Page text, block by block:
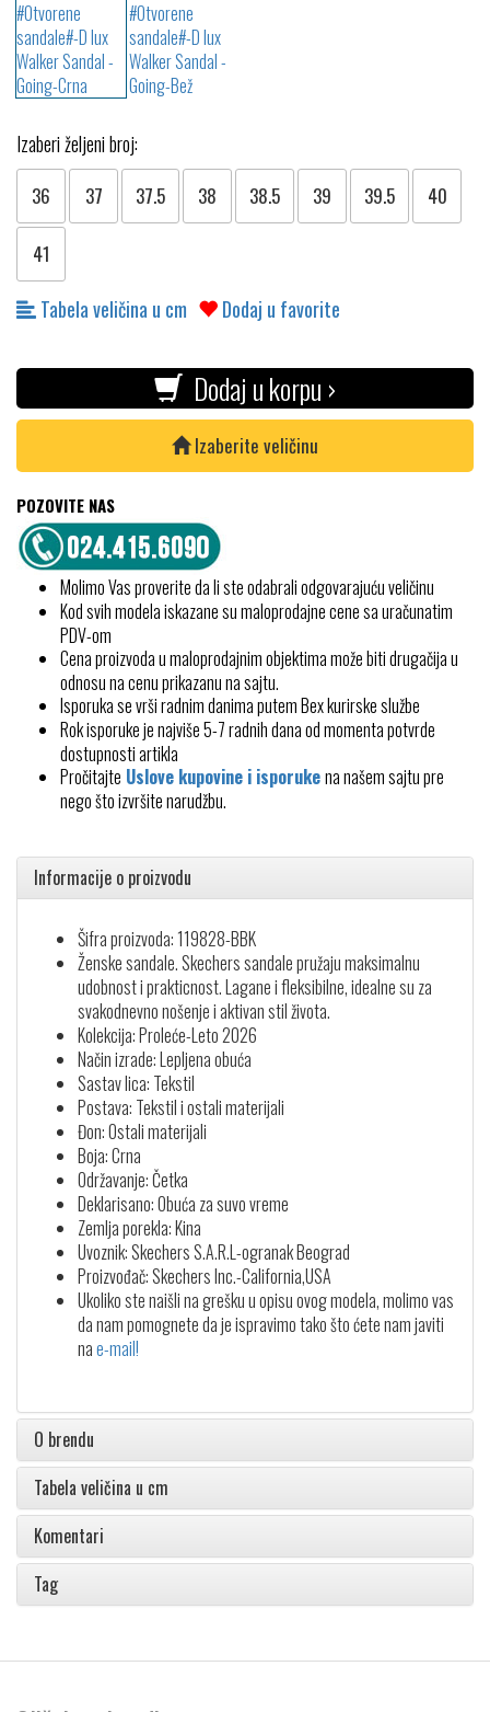
Izaberi željeni broj:
36 37 37.5 38 38.5 39 39.5 40
41
Tabela veličina u cm Dodaj u favorite
Dodaj u korpu ›
Izaberite veličinu
POZOVITE NAS
Molimo Vas proverite da li ste odabrali odgovarajuću veličinu
Kod svih modela iskazane su maloprodajne cene sa uračunatim
PDV-om
Cena proizvoda u maloprodajnim objektima može biti drugačija u
odnosu na cenu prikazanu na sajtu.
Isporuka se vrši radnim danima putem Bex kurirske službe
Rok isporuke je najviše 5-7 radnih dana od momenta potvrde
dostupnosti artikla
Pročitajte Uslove kupovine i isporukena našem sajtu pre
nego što izvršite narudžbu.
Informacije o proizvodu
Šifra proizvoda: 119828-BBK
Ženske sandale. Skechers sandale pružaju maksimalnu
udobnost i prakticnost. Lagane i fleksibilne, idealne su za
svakodnevno nošenje i aktivan stil života.
Kolekcija: Proleće-Leto 2026
Način izrade: Lepljena obuća
Sastav lica: Tekstil
Postava: Tekstil i ostali materijali
Đon: Ostali materijali
Boja: Crna
Održavanje: Četka
Deklarisano: Obuća za suvo vreme
Zemlja porekla: Kina
Uvoznik: Skechers S.A.R.L-ogranak Beograd
Proizvođač: Skechers Inc.-California,USA
Ukoliko ste naišli na grešku u opisu ovog modela, molimo vas
da nam pomognete da je ispravimo tako što ćete nam javiti
nae-mail!
O brendu
Tabela veličina u cm
Komentari
Tag